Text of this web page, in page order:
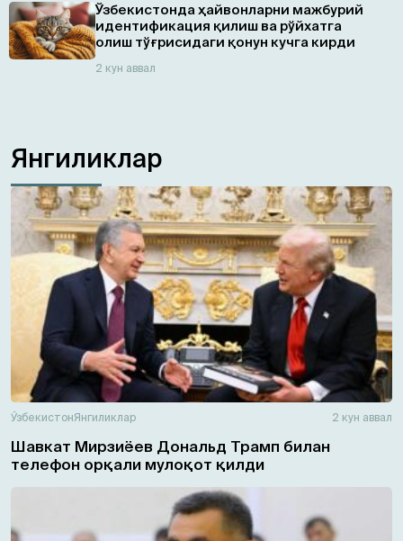
Ўзбекистонда ҳайвонларни мажбурий
идентификация қилиш ва рўйхатга
олиш тўғрисидаги қонун кучга кирди
2 кун аввал
Янгиликлар
ЎзбекистонЯнгиликлар 2 кун аввал
Шавкат Мирзиёев Дональд Трамп билан
телефон орқали мулоқот қилди